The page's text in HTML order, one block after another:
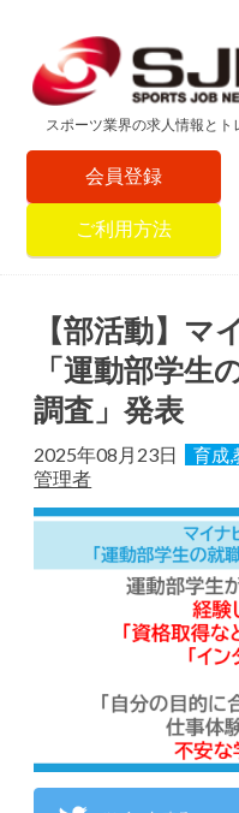
スポーツ業界の求人情報とト
会員登録
ご利用方法
【部活動】マ
「運動部学生
調査」発表
2025年08月23日 育成,
管理者